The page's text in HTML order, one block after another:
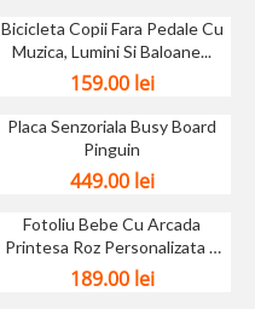
Bicicleta Copii Fara Pedale Cu
Muzica, Lumini Si Baloane...
159.00 lei
Placa Senzoriala Busy Board
Pinguin
449.00 lei
Fotoliu Bebe Cu Arcada
Printesa Roz Personalizata +
Cadou
189.00 lei